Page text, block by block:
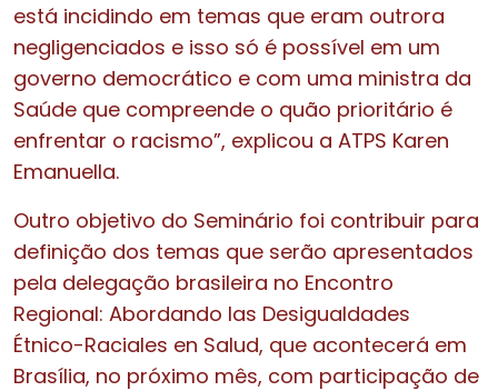
está incidindo em temas que eram outrora
negligenciados e isso só é possível em um
governo democrático e com uma ministra da
Saúde que compreende o quão prioritário é
enfrentar o racismo”, explicou a ATPS Karen
Emanuella.
Outro objetivo do Seminário foi contribuir para
definição dos temas que serão apresentados
pela delegação brasileira no Encontro
Regional: Abordando las Desigualdades
Étnico-Raciales en Salud, que acontecerá em
Brasília, no próximo mês, com participação de